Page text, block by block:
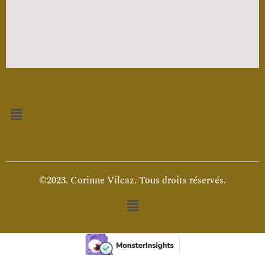
Menu
©2023. Corinne Vilcaz. Tous droits réservés.
Menu